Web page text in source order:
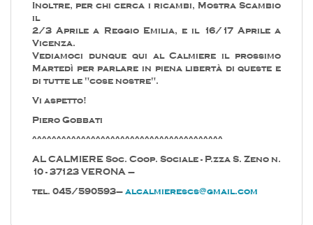
Inoltre, per chi cerca i ricambi, Mostra Scambio
il
2/3 Aprile a Reggio Emilia, e il 16/17 Aprile a
Vicenza.
Vediamoci dunque qui al Calmiere il prossimo
Martedì per parlare in piena libertà di queste e
di tutte le "cose nostre".
Vi aspetto!
Piero Gobbati
^^^^^^^^^^^^^^^^^^^^^^^^^^^^^^^^^^^^^^^
AL CALMIERE Soc. Coop. Sociale - P.zza S. Zeno n.
10 - 37123 VERONA –
tel. 045/590593– alcalmierescs@gmail.com